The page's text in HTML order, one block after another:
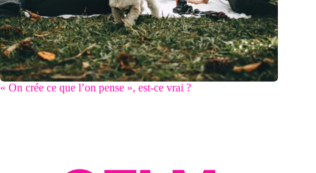
« On crée ce que l’on pense », est-ce vrai ?